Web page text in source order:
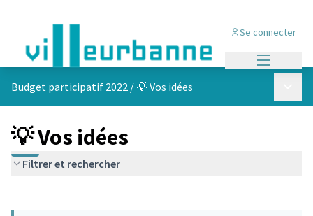
Se connecter
Budget participatif 2022 /💡 Vos idées
💡 Vos idées
Filtrer et rechercher